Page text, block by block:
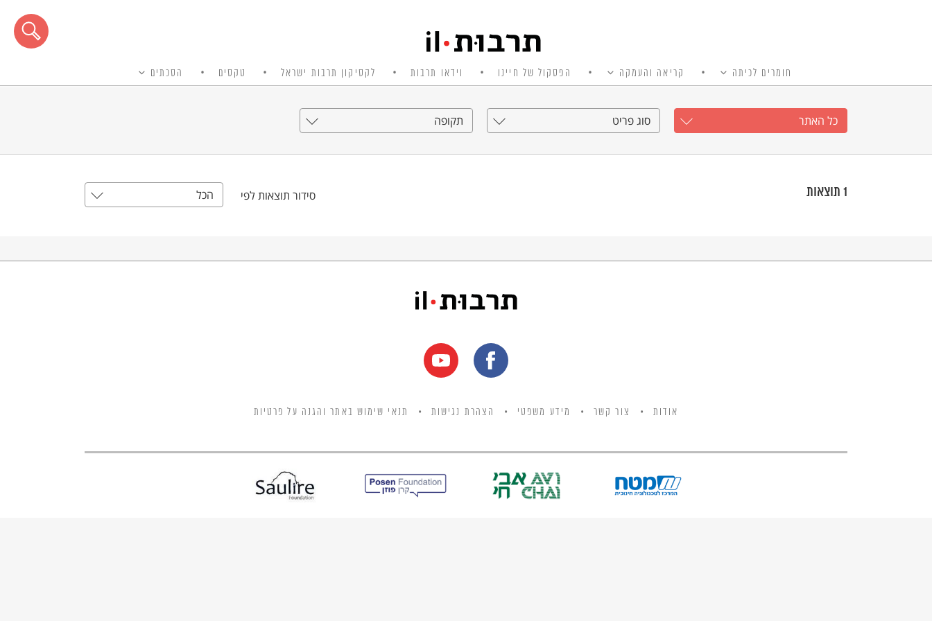
חומרים לכיתה קריאה והעמקה הפסקול של חיינו וידאו תרבות לקסיקון תרבות ישראל טקסים הסכתים
כל האתר סוג פריט תקופה
1 תוצאות סידור תוצאות לפי הכל
אודות צור קשר מידע משפטי הצהרת נגישות תנאי שימוש באתר והגנה על פרטיות